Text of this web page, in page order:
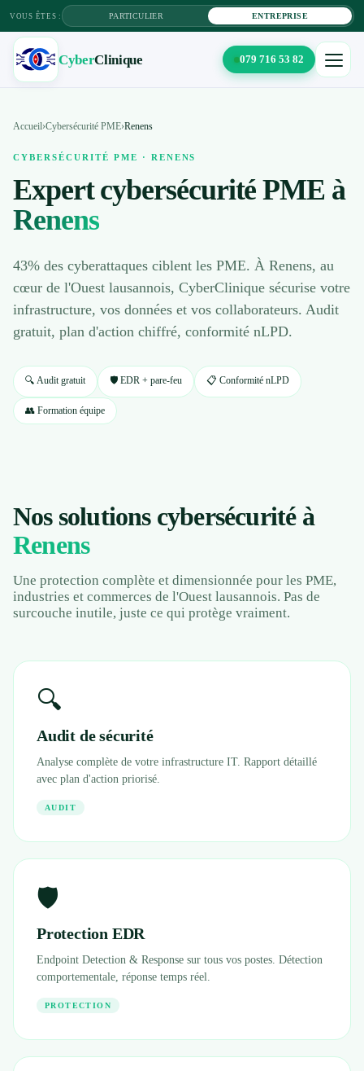
VOUS ÊTES : PARTICULIER ENTREPRISE
CyberClinique 079 716 53 82
Cyber Clinique
Solutions IT
Maintenance
Cybersécurité
Tarifs
Blog
Contact
Région d'Yverdon 6
Broye 5
Hors zone
→ Toutes les zones d'intervention (21 villes)
Accueil›Cybersécurité PME›Renens
CYBERSÉCURITÉ PME · RENENS
Expert cybersécurité PME à
Renens
43% des cyberattaques ciblent les PME. À Renens, au
cœur de l'Ouest lausannois, CyberClinique sécurise votre
infrastructure, vos données et vos collaborateurs. Audit
gratuit, plan d'action chiffré, conformité nLPD.
🔍 Audit gratuit 🛡️ EDR + pare-feu 📋 Conformité nLPD
👥 Formation équipe
Nos solutions cybersécurité à
Renens
Une protection complète et dimensionnée pour les PME,
industries et commerces de l'Ouest lausannois. Pas de
surcouche inutile, juste ce qui protège vraiment.
🔍
Audit de sécurité
Analyse complète de votre infrastructure IT. Rapport détaillé
avec plan d'action priorisé.
AUDIT
🛡️
Protection EDR
Endpoint Detection & Response sur tous vos postes. Détection
comportementale, réponse temps réel.
PROTECTION